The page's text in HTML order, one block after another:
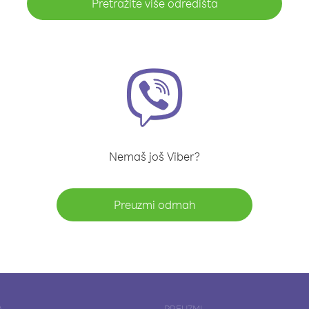
Pretražite više odredišta
Nemaš još Viber?
Preuzmi odmah